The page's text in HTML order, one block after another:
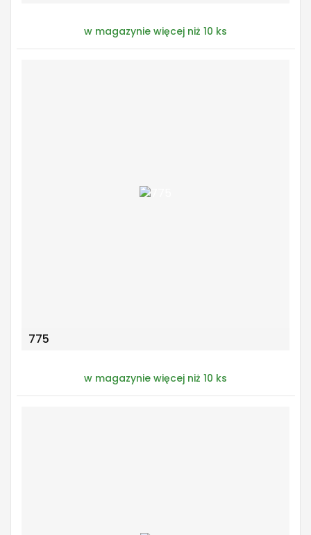
w magazynie więcej niż 10 ks
775
w magazynie więcej niż 10 ks